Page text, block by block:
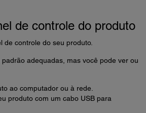
de controle do produto
de controle do seu produto.
adequadas, mas você pode ver ou
ao computador ou à rede.
produto com um cabo USB para